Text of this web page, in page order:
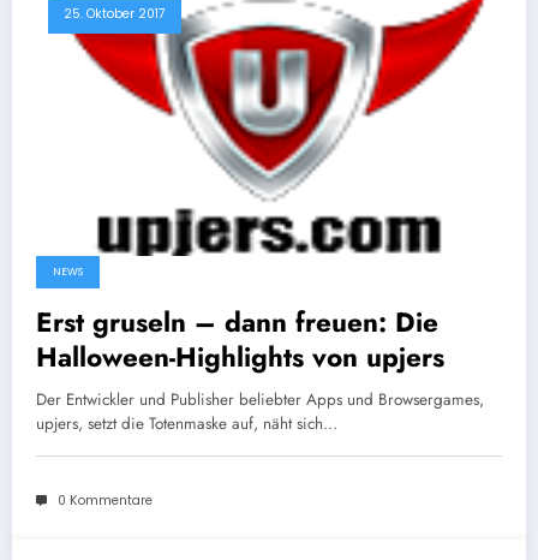
25. Oktober 2017
NEWS
Erst gruseln – dann freuen: Die
Halloween-Highlights von upjers
Der Entwickler und Publisher beliebter Apps und Browsergames,
upjers, setzt die Totenmaske auf, näht sich…
0 Kommentare